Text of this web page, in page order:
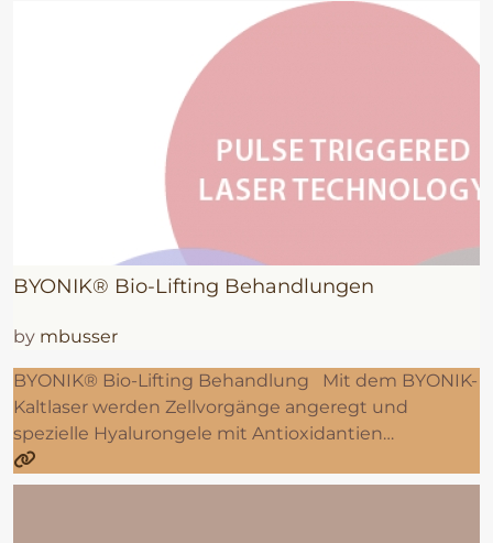
BYONIK® Bio-Lifting Behandlungen
by mbusser
BYONIK® Bio-Lifting Behandlung Mit dem BYONIK-
Kaltlaser werden Zellvorgänge angeregt und
spezielle Hyalurongele mit Antioxidantien…